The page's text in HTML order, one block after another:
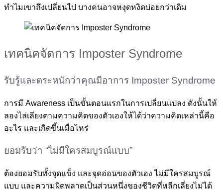
ทำไมเขาถึงเปลี่ยนไป บางคนอาจหงุดหงิดบ่อยกว่าเดิม
เทคนิคจัดการ Imposter Syndrome
รับรู้และตระหนักว่าคุณมีอาการ Imposter Syndrome
การมี Awareness เป็นขั้นตอนแรกในการเปลี่ยนแปลง ดังนั้นให้
ลองไล่เลียงตามความคิดของตัวเองให้ได้ว่าความคิดเหล่านี้คือ
อะไร และเกิดขึ้นเมื่อไหร่
ยอมรับว่า “ไม่มีใครสมบูรณ์แบบ”
ต้องยอมรับทั้งจุดแข็ง และจุดอ่อนของตัวเอง ไม่มีใครสมบูรณ์
แบบ และความผิดพลาดเป็นส่วนหนึ่งของชีวิตที่หลีกเลี่ยงไม่ได้